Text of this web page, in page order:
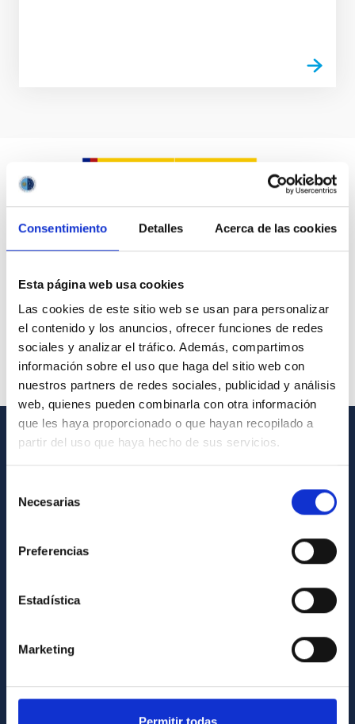
Consentimiento Detalles Acerca de las cookies
Esta página web usa cookies
Las cookies de este sitio web se usan para personalizar
el contenido y los anuncios, ofrecer funciones de redes
sociales y analizar el tráfico. Además, compartimos
información sobre el uso que haga del sitio web con
nuestros partners de redes sociales, publicidad y análisis
web, quienes pueden combinarla con otra información
que les haya proporcionado o que hayan recopilado a
partir del uso que haya hecho de sus servicios.
Necesarias
Preferencias
Estadística
Marketing
Permitir todas
INFORMACIÓN GENERAL
Registro general
Transparencia